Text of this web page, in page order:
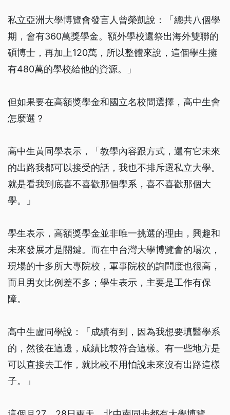
私立亞洲大學博覽會發言人曾榮凱說：「總共八個學
期，會有360萬獎學金。額外學校還祭出海外雙聯的
碩博士，再加上120萬，所以整體來說，這個學生擁
有480萬的學校給他的資源。」
但如果要在高額獎學金和國立名校間選擇，高中生會
怎麼選？
高中生黃同學表示，「教學內容跟方式，還有它未來
的出路我都可以接受的話，我也不排斥選私立大學。
就是看我到底喜不喜歡那個學系，喜不喜歡那個大
學。」
學生表示，高額獎學金並非唯一挑選的理由，興趣和
未來發展才是關鍵。而在中台灣大學博覽會的場次，
現場的十多所大專院校，軍事院校的詢問度也很高，
而且男女比例差不多；學生表示，主要是工作有保
障。
高中生盧同學說：「成績有到，因為我想要填醫學系
的，然後在這邊，成績比較符合這樣。有一些地方是
可以直接去工作，就比較不用怕說未來沒有出路這樣
子。」